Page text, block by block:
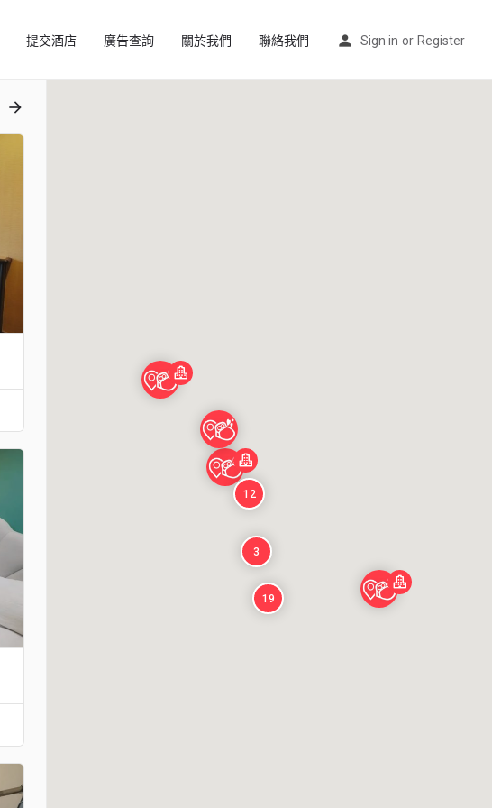
提交酒店 廣告查詢 關於我們 聯絡我們 Sign in or Register
arrow_forward
19
12
3